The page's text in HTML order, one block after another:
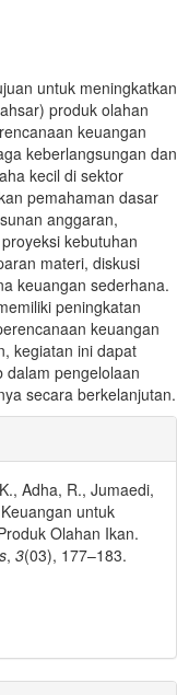
untuk meningkatkan
produk olahan
keuangan
keberlangsungan dan
kecil di sektor
pemahaman dasar
anggaran,
kebutuhan
materi, diskusi
keuangan sederhana.
peningkatan
keuangan
kegiatan ini dapat
dalam pengelolaan
secara berkelanjutan.
Adha, R., Jumaedi,
untuk
Olahan Ikan.
, 3(03), 177–183.